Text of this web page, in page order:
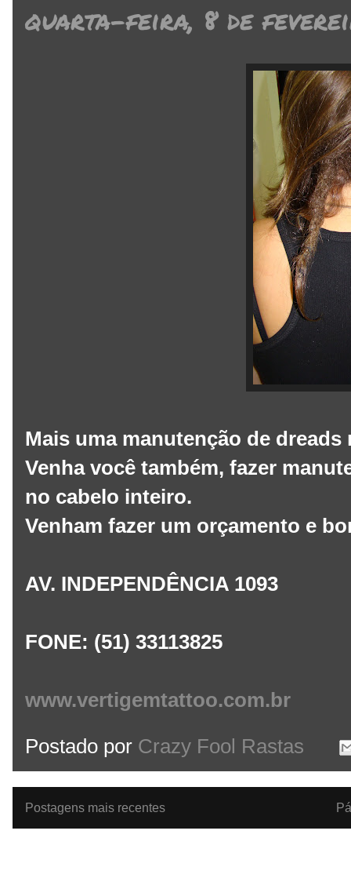
quarta-feira, 8 de
Mais uma manutenção de
Venha você também, fazer
no cabelo inteiro.
Venham fazer um orçamento e
AV. INDEPENDÊNCIA 1093
FONE: (51) 33113825
www.vertigemtattoo.com.br
Postado por Crazy Fool Rastas
Postagens mais recentes